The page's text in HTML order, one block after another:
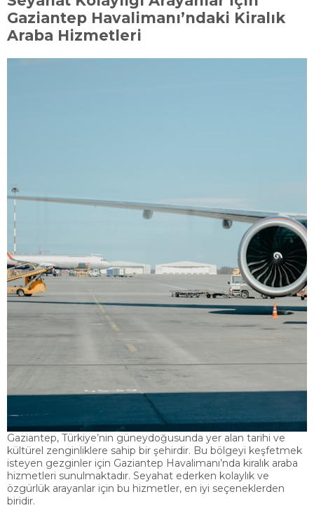
Gaziantep Havalimanı’ndaki Kiralık
Araba Hizmetleri
Gaziantep, Türkiye’nin güneydoğusunda yer alan tarihi ve
kültürel zenginliklere sahip bir şehirdir. Bu bölgeyi keşfetmek
isteyen gezginler için Gaziantep Havalimanı’nda kiralık araba
hizmetleri sunulmaktadır. Seyahat ederken kolaylık ve
özgürlük arayanlar için bu hizmetler, en iyi seçeneklerden
biridir.